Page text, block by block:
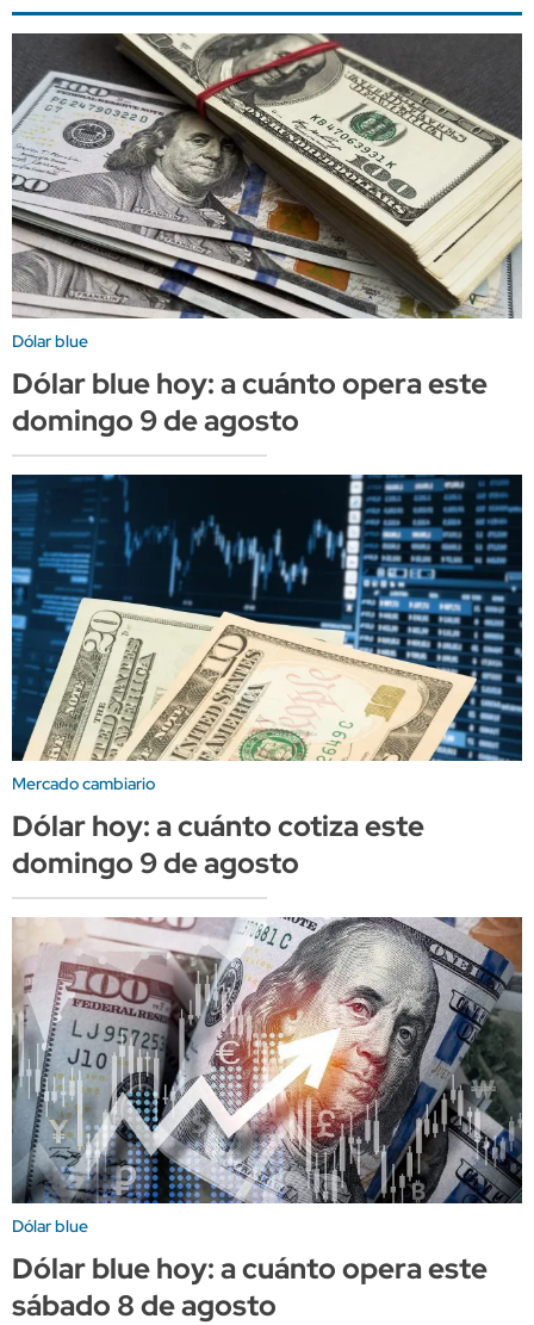
Dólar blue
Dólar blue hoy: a cuánto opera este
domingo 9 de agosto
Mercado cambiario
Dólar hoy: a cuánto cotiza este
domingo 9 de agosto
Dólar blue
Dólar blue hoy: a cuánto opera este
sábado 8 de agosto